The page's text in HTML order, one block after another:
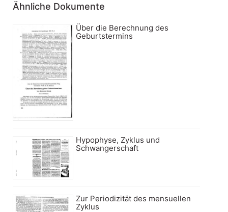
Ähnliche Dokumente
Über die Berechnung des
Geburtstermins
Hypophyse, Zyklus und
Schwangerschaft
Zur Periodizität des mensuellen
Zyklus